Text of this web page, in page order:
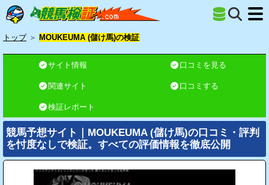
トップ ＞ MOUKEUMA (儲け馬)の検証
サイト情報 口コミを見る
関連サイト 口コミする
検証レポート
競馬予想サイト｜MOUKEUMA (儲け馬)の口コミ・評判
を忖度なしで検証。すべての評価情報を徹底公開